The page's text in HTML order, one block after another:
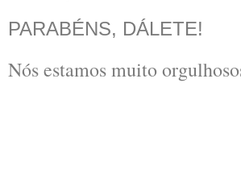
PARABÉNS, DÁLETE!
Nós estamos muito